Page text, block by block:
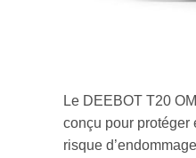
Le DEEBOT T20
conçu pour protéger
risque